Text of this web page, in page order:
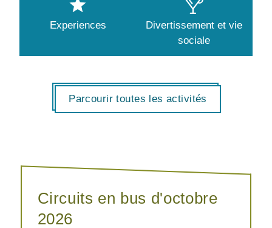
Experiences
Divertissement et vie
sociale
Parcourir toutes les activités
Circuits en bus d'octobre
2026